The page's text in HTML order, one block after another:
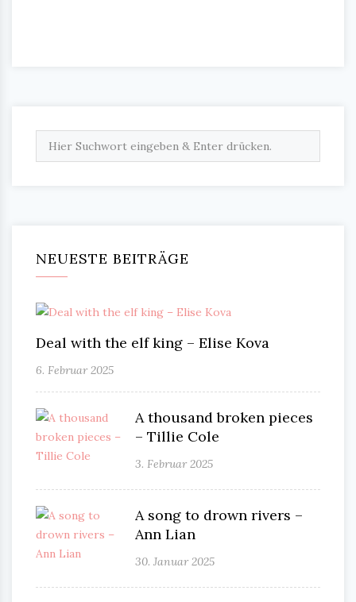
NEUESTE BEITRÄGE
Deal with the elf king – Elise Kova
6. Februar 2025
A thousand broken pieces
– Tillie Cole
3. Februar 2025
A song to drown rivers –
Ann Lian
30. Januar 2025